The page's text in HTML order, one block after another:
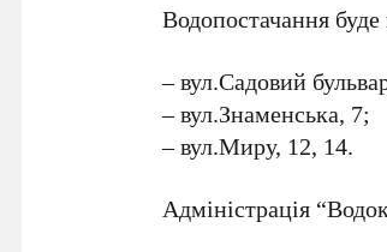
Водопостачання
– вул.Садовий
– вул.Знаменська, 7;
– вул.Миру, 12, 14.
Адміністрація